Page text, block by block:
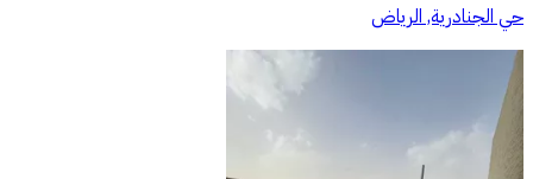
حي الجنادرية, الرياض